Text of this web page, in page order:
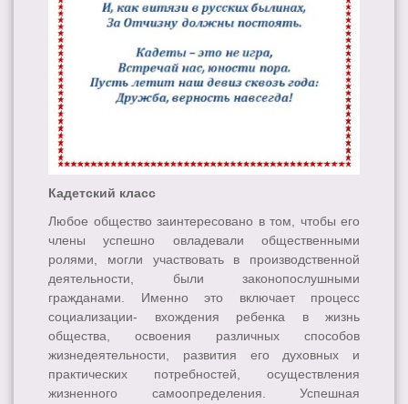
Кадетский класс
Любое общество заинтересовано в том, чтобы его
члены успешно овладевали общественными
ролями, могли участвовать в производственной
деятельности, были законопослушными
гражданами. Именно это включает процесс
социализации- вхождения ребенка в жизнь
общества, освоения различных способов
жизнедеятельности, развития его духовных и
практических потребностей, осуществления
жизненного самоопределения. Успешная